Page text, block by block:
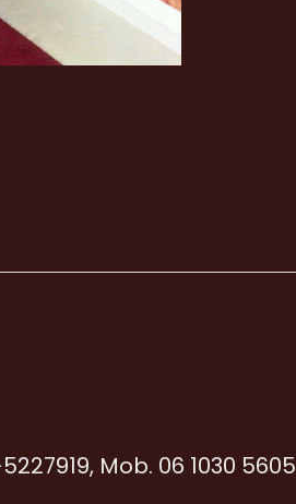
Mob. 06 1030 5605